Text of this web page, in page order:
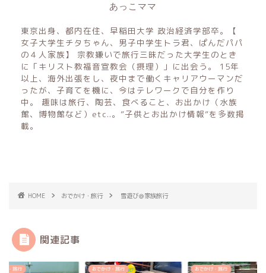
あっこママ
東京出身、都内在住、早稲田大学 政治経済学部卒。【
女子大学生チタちゃん、男子中学生トラ君、ぱんだパパ
の４人家族】 宗教嫌いで旅行三昧だった大学生のとき
に「キリスト教福音宣教会（摂理）」に出会う。 15年
以上、海外出張をし、夜中まで働くキャリアウーマンだ
ったが、子育てを機に、今はテレワークで自分を作り
中。 趣味は旅行、陶芸、食べること、お出かけ（水族
館、博物館など）etc..。”子供とお出かけ情報”を多数掲
載。
HOME おでかけ・旅行 雪遊び＠家族旅行
関連記事
け・旅行 おでかけ・旅行 おでかけ・旅行